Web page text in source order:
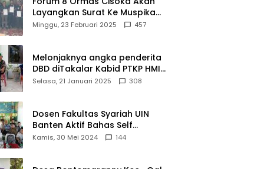
Layangkan Surat Ke Muspika
Atas Adanya Kantor Matel di
Minggu, 23 Februari 2025 457
Melonjaknya angka penderita
DBD diTakalar Kabid PTKP HMI
Cab.Takalar angkat bicara
Selasa, 21 Januari 2025 308
Dosen Fakultas Syariah UIN
Banten Aktif Bahas Self
Declare Halal dalam Forum
Kamis, 30 Mei 2024 144